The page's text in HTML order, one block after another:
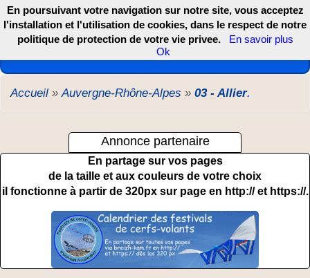
Les webcams de France, DOM TOM et COM
Accueil »Auvergne-Rhône-Alpes » 03 - Allier.
Annonce partenaire
En partage sur vos pages
de la taille et aux couleurs de votre choix
il fonctionne à partir de 320px sur page en http:// et https://.
En poursuivant votre navigation sur notre site, vous acceptez
l'installation et l'utilisation de cookies, dans le respect de notre
politique de protection de votre vie privee.
En savoir plus
Ok